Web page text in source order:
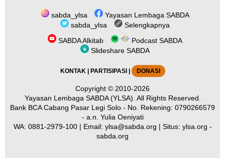
sabda_ylsa
Yayasan Lembaga SABDA
sabda_ylsa
Selengkapnya
SABDA Alkitab
Podcast SABDA
Slideshare SABDA
KONTAK | PARTISIPASI| DONASI
Copyright © 2010-2026
Yayasan Lembaga SABDA (YLSA). All Rights Reserved.
Bank BCA Cabang Pasar Legi Solo - No. Rekening: 0790266579
- a.n. Yulia Oeniyati
WA: 0881-2979-100| Email: ylsa@sabda.org | Situs: ylsa.org -
sabda.org